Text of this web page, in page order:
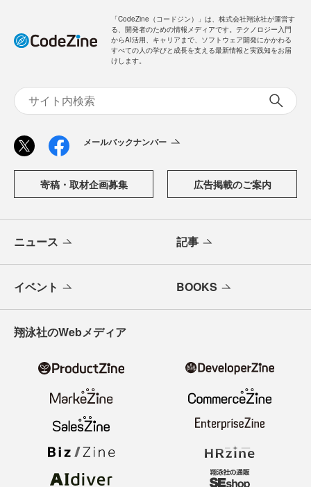
「CodeZine（コードジン）」は、株式会社翔泳社が運営す
る、開発者のための情報メディアです。テクノロジー入門
からAI活用、キャリアまで、ソフトウェア開発にかかわる
すべての人の学びと成長を支える最新情報と実践知をお届
けします。
メールバックナンバー
寄稿・取材企画募集 広告掲載のご案内
ニュース 記事
イベント BOOKS
翔泳社のWebメディア